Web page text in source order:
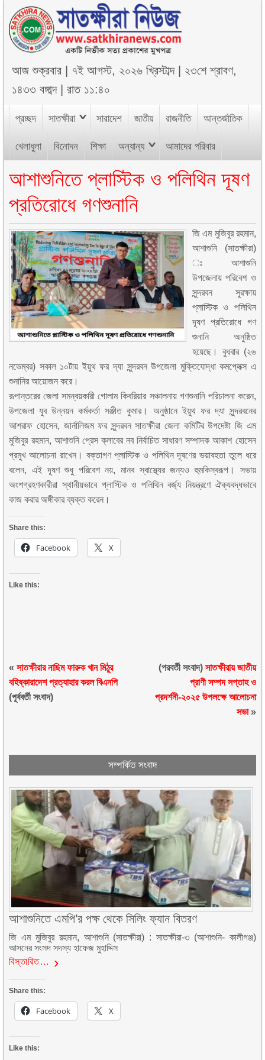
আজশুক্রবার ৭ই আগস্ট, ২০২৬ খ্রিস্টাব্দ| ২৩শে শ্রাবণ,
১৪৩৩ বঙ্গাব্দ|রাত ১১:৪০
প্রচ্ছদ সাতক্ষীরা সারাদেশ জাতীয় রাজনীতি আন্তর্জাতিক
খেলাধুলা বিনোদন শিক্ষা অন্যান্য আমাদের পরিবার
আশাশুনিতে প্লাস্টিক ও পলিথিন দূষণ
প্রতিরোধে গণশুনানি
জি এম মুজিবুর রহমান,
আশাশুনি (সাতক্ষীরা)
ঃ আশাশুনি
উপজেলায় পরিবেশ ও
সুন্দরবন সুরক্ষায়
প্লাস্টিক ও পলিথিন
দূষণ প্রতিরোধে গণ
শুনানি অনুষ্ঠিত
হয়েছে। বুধবার (২৬
নভেম্বর) সকাল ১০টায় ইয়ুথ ফর দ্যা সুন্দরবন উপজেলা মুক্তিযোদ্ধা কমপ্লেক্স এ
শুনানির আয়োজন করে।
রূপান্তরের জেলা সমন্বয়কারী গোলাম কিবরিয়ার সঞ্চালনায় গণশুনানি পরিচালনা করেন,
উপজেলা যুব উন্নয়ন কর্মকর্তা সঞ্জীত কুমার। অনুষ্ঠানে ইয়ুথ ফর দ্যা সুন্দরবনের
আশরাফ হোসেন, জার্নালিজম ফর সুন্দরবন সাতক্ষীরা জেলা কমিটির উপদেষ্টা জি এম
মুজিবুর রহমান, আশাশুনি প্রেস ক্লাবের নব নির্বাচিত সাধারণ সম্পাদক আকাশ হোসেন
প্রমুখ আলোচনা রাখেন। বক্তাগণ প্লাস্টিক ও পলিথিন দূষণের ভয়াবহতা তুলে ধরে
বলেন, এই দূষণ শুধু পরিবেশ নয়, মানব স্বাস্থ্যের জন্যও হুমকিস্বরূপ। সভায়
অংশগ্রহণকারীরা স্থানীয়ভাবে প্লাস্টিক ও পলিথিন বর্জ্য নিয়ন্ত্রণে ঐক্যবদ্ধভাবে
কাজ করার অঙ্গীকার ব্যক্ত করেন।
Share this:
Facebook X
Like this:
«সাতক্ষীরার নাছিম ফারুক খান মিঠুর
বহিষ্কারাদেশ প্রত্যাহার করল বিএনপি
(পূর্ববর্তী সংবাদ)
(পরবর্তী সংবাদ) সাতক্ষীরায় জাতীয়
প্রাণী সম্পদ সপ্তাহ ও
প্রদর্শনী-২০২৫ উপলক্ষে আলোচনা
সভা»
সম্পর্কিত সংবাদ
আশাশুনিতে এমপি’র পক্ষ থেকে সিলিং ফ্যান বিতরণ
জি এম মুজিবুর রহমান, আশাশুনি (সাতক্ষীরা) : সাতক্ষীরা-৩ (আশাশুনি- কালীগঞ্জ)
আসনের সংসদ সদস্য হাফেজ মুহাদ্দিস
বিস্তারিত…
Share this:
Facebook X
Like this: